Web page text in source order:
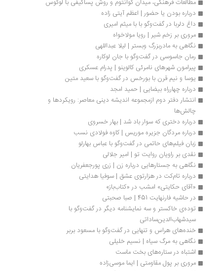
مطالعات فرهنگی، میدان کوانتوم و روش پساکیفی با لوگوس
درباره بودن یا حضور | اعظم آیتی زاده
داغ دلربا در گفت‌وگو با با میثم امیری
مروری بر زخم شیر | رویا مولاخواه
نگاهی به مادربزرگ وبستر | لیلا عبداللهی
رمان جاسوسی در گفت‌وگو با جان لوکاره
پیرامون شهرهای نامرئی کالوینو | پدرام عسکری
یوسا و نیم قرن با بورخس در گفت‌وگو با سعید متین
درباره چهارراه بیضایی | حمید امجد
انتشار دفتر دوم ازمجموعه اندیشه دینی معاصر: رویکردها و
چالش‌ها
درباره دختری که سوار باد شد | بهار خسروی
درباره مردگان جزیره‌ موریس | کاوه فولادی نسب
زبان فیلم‌های حاتمی در گفت‌وگو با عباس بهارلو
نقدی بر راویان روایت تو | امیر جلالی
نگاهی به جستارهایی درباره‌ زن | زری پورجعفریان
درباره تام‌کت در هزارتوی عشق | سوفیا هدایتی
«آقای حکایتی» امشب در «کتاب‌باز»
در حاشیه فارنهایت 451 | صبا صحبتی
توده‌‌ی خاکستر و سه نمایشنامه‌ دیگر در گفت‌وگو با
سیدشهاب‌الدین‌ساداتی
خنده‌های هراس و تنهایی در گفت‌وگو با مسعود بربر
نگاهی به مرگ سیاه | نسیم خلیلی
اشتباه در ستاره‌های بخت ماست
مروری بر پول مقاومتی | ایما موسی‌زاده